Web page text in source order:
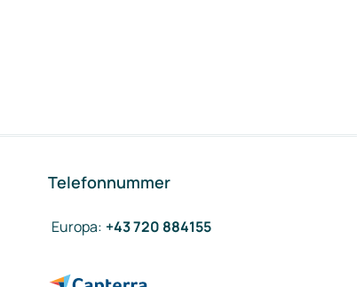
Telefonnummer
Europa: +43 720 884155